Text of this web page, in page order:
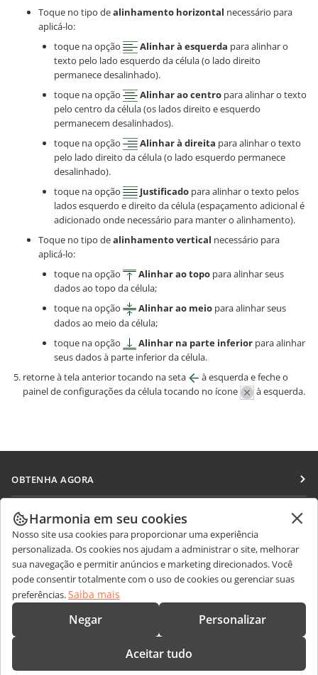
Toque no tipo dealinhamento horizontal necessário para
aplicá-lo:
toque na opção
Alinhar à esquerda para alinhar o
texto pelo lado esquerdo da célula (o lado direito
permanece desalinhado).
toque na opção
Alinhar ao centro para alinhar o texto
pelo centro da célula (os lados direito e esquerdo
permanecem desalinhados).
toque na opção
Alinhar à direita para alinhar o texto
pelo lado direito da célula (o lado esquerdo permanece
desalinhado).
toque na opção
Justificado para alinhar o texto pelos
lados esquerdo e direito da célula (espaçamento adicional é
adicionado onde necessário para manter o alinhamento).
Toque no tipo dealinhamento vertical necessário para
aplicá-lo:
toque na opção
Alinhar ao topo para alinhar seus
dados ao topo da célula;
toque na opção
Alinhar ao meio para alinhar seus
dados ao meio da célula;
toque na opção
Alinhar na parte inferior para alinhar
seus dados à parte inferior da célula.
retorne à tela anterior tocando na seta
à esquerda e feche o
painel de configurações da célula tocando no ícone
à esquerda.
OBTENHA AGORA
Docs
DocSpace
Workspace
Conectores
Aplicativos para desktop
Aplicativos móveis
COLABORAR
Para colaboradores
Para tradutores
Para influenciadores
Vagas
RECEBA NOTÍCIAS
Blog
OBTER AJUDA
Fórum
Cursos de treinamento
CONTATE-NOS
Perguntas sobre vendas
sales@onlyoffice.com
Harmonia em seu cookies
Nosso site usa cookies para proporcionar uma experiência
personalizada. Os cookies nos ajudam a administrar o site, melhorar
sua navegação e permitir anúncios e marketing direcionados. Você
pode consentir totalmente com o uso de cookies ou gerenciar suas
preferências.Saiba mais
Negar Personalizar
Aceitar tudo